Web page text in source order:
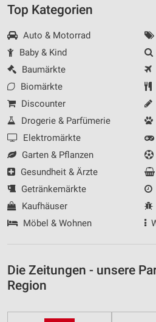
Top Kategorien
Auto & Motorrad
Baby & Kind
Baumärkte
Biomärkte
Discounter
Drogerie & Parfümerie
Elektromärkte
Garten & Pflanzen
Gesundheit & Ärzte
Getränkemärkte
Kaufhäuser
Möbel & Wohnen
Die Zeitungen - unsere
Region